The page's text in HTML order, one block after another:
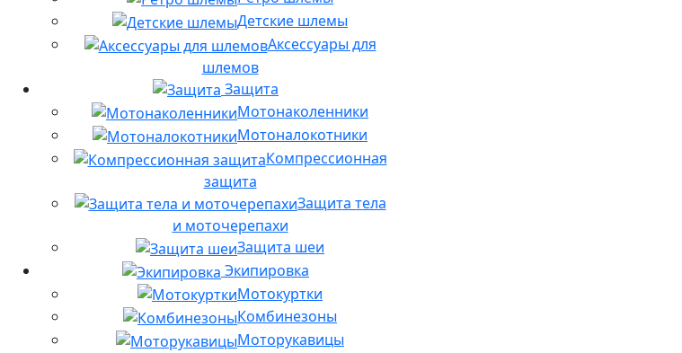
Детские шлемы
Аксессуары для
шлемов
Защита
Мотонаколенники
Мотоналокотники
Компрессионная
защита
Защита тела
и моточерепахи
Защита шеи
Экипировка
Мотокуртки
Комбинезоны
Моторукавицы